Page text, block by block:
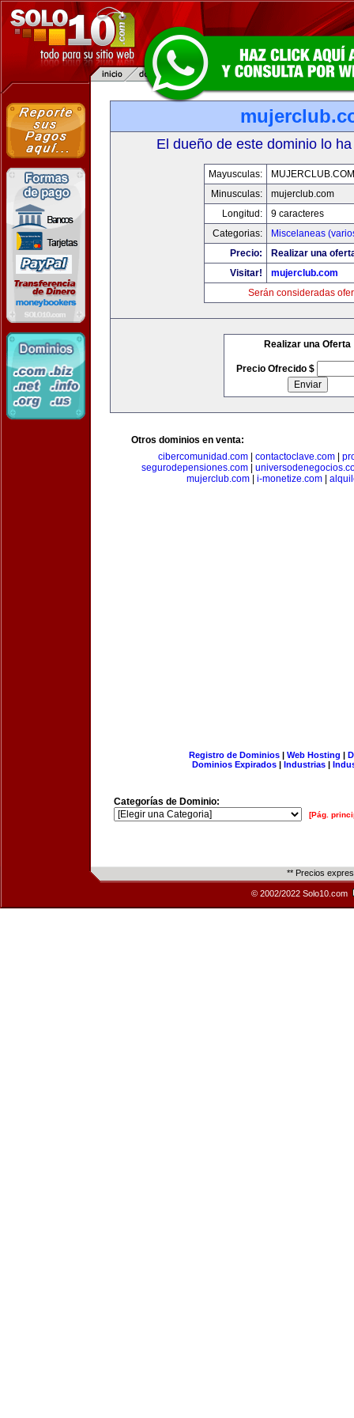
El dueño de este dominio lo
Mayusculas:
MUJERCLUB.COM
Minusculas:
mujerclub.com
Longitud:
9 caracteres
Categorias:
Miscelaneas
Precio:
Realizar una
Visitar!
mujerclub.com
Serán consideradas
Realizar una Oferta
Precio Ofrecido $
Otros dominios en venta:
cibercomunidad.com
contactoclave.com
segurodepensiones.com
mujerclub.com
i-monetize.com
Registro de Dominios| Web Hosting |
Dominios Expirados | Industrias |
Categorías de Dominio:
[Pág.
** Precios
© 2002/2022 Solo10.com